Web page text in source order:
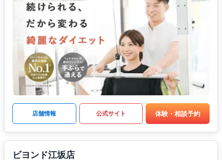
店舗情報 公式サイト 体験・相談予約
ビヨンド江坂店